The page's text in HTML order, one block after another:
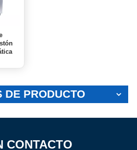
DE PRODUCTO
CONTACTO